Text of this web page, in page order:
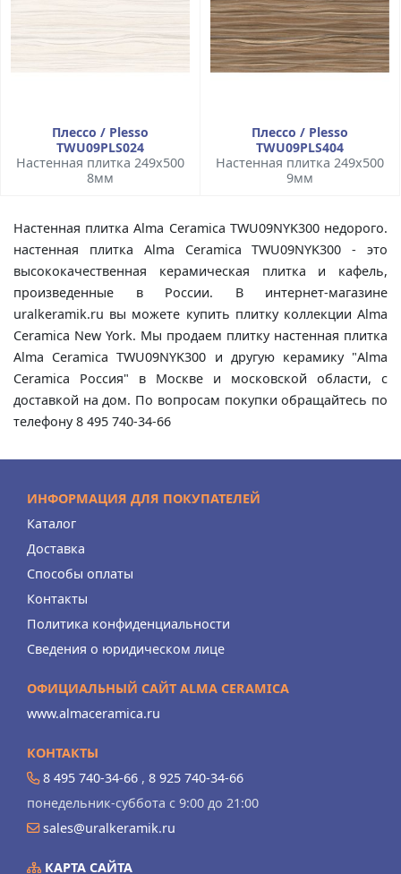
Плессо / Plesso
TWU09PLS024
Настенная плитка 249x500
8мм
Плессо / Plesso
TWU09PLS404
Настенная плитка 249x500
9мм
Настенная плитка Alma Ceramica TWU09NYK300 недорого.
настенная плитка Alma Ceramica TWU09NYK300 - это
высококачественная керамическая плитка и кафель,
произведенные в России. В интернет-магазине
uralkeramik.ru вы можете купить плитку коллекции Alma
Ceramica New York. Мы продаем плитку настенная плитка
Alma Ceramica TWU09NYK300 и другую керамику "Alma
Ceramica Россия" в Москве и московской области, с
доставкой на дом. По вопросам покупки обращайтесь по
телефону 8 495 740-34-66
ИНФОРМАЦИЯ ДЛЯ ПОКУПАТЕЛЕЙ
Каталог
Доставка
Способы оплаты
Контакты
Политика конфиденциальности
Сведения о юридическом лице
ОФИЦИАЛЬНЫЙ САЙТ ALMA CERAMICA
www.almaceramica.ru
КОНТАКТЫ
8 495 740-34-66 , 8 925 740-34-66
понедельник-суббота с 9:00 до 21:00
sales@uralkeramik.ru
КАРТА САЙТА